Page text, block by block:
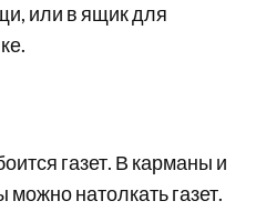
или в ящик для
газет. В карманы и
натолкать газет.